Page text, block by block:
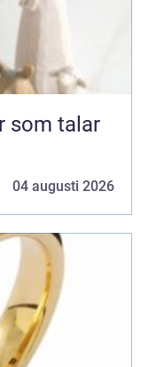
04 augusti 2026